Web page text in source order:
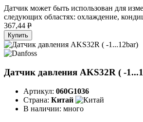
Датчик может быть использован для
следующих областях: охлаждение,
367,44 P
Купить
Датчик давления AKS32R ( -
Артикул: 060G1036
Страна: Китай
В наличии: много